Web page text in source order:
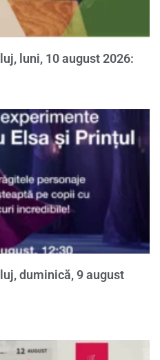
luni, 10 august 2026:
duminică, 9 august